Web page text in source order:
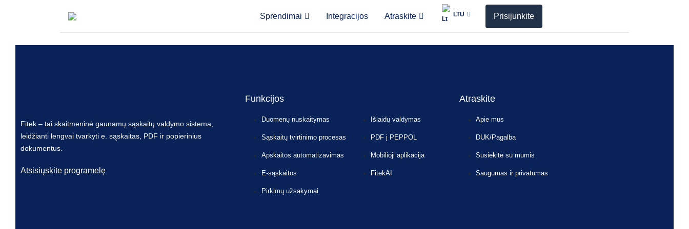
Sprendimai Integracijos Atraskite LTU Prisijunkite
Invoices must be issued, sent and received in a structured electronic format based on the European standard EN 16931, in either UBL 2.1 or UN/CEFACT CII syntax. A PDF on
its own is not a compliant e-invoice — it must be a machine-readable structured file. Fitek can convert and exchange invoices in the required formats.
Fitek – tai skaitmeninė gaunamų sąskaitų valdymo sistema,
leidžianti lengvai tvarkyti e. sąskaitas, PDF ir popierinius
dokumentus.
Atsisiųskite programelę
Funkcijos
Duomenų nuskaitymas
Sąskaitų tvirtinimo procesas
Apskaitos automatizavimas
E-sąskaitos
Pirkimų užsakymai
Išlaidų valdymas
PDF į PEPPOL
Mobilioji aplikacija
FitekAI
Atraskite
Apie mus
DUK/Pagalba
Susiekite su mumis
Saugumas ir privatumas